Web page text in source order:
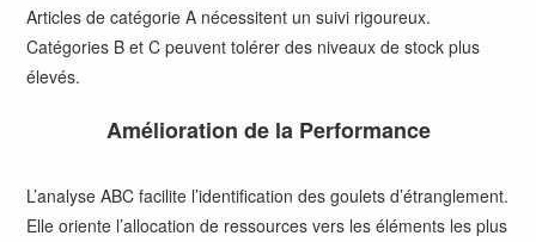
Articles de catégorie A nécessitent un suivi rigoureux.
Catégories B et C peuvent tolérer des niveaux de stock plus
élevés.
Amélioration de la Performance
L’analyse ABC facilite l’identification des goulets d’étranglement.
Elle oriente l’allocation de ressources vers les éléments les plus